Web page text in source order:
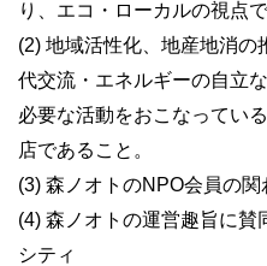
り、エコ・ローカルの視点
(2) 地域活性化、地産地消
代交流・エネルギーの自立
必要な活動をおこなってい
店であること。
(3) 森ノオトのNPO会員の関
(4) 森ノオトの運営趣旨に賛
シティ